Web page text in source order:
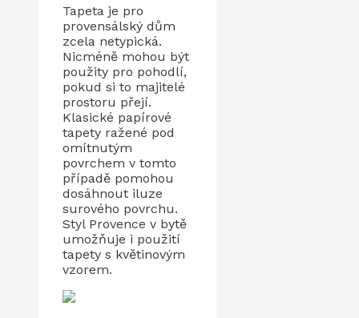
Tapeta je pro
provensálský dům
zcela netypická.
Nicméně mohou být
použity pro pohodlí,
pokud si to majitelé
prostoru přejí.
Klasické papírové
tapety ražené pod
omítnutým
povrchem v tomto
případě pomohou
dosáhnout iluze
surového povrchu.
Styl Provence v bytě
umožňuje i použití
tapety s květinovým
vzorem.